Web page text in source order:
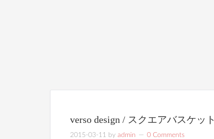
verso design / スクエアバスケット
2015-03-11 by admin 0 Comments